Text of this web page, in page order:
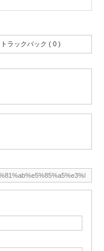
トラックバック ( 0 )